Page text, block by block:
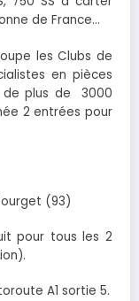
de France…
les Clubs de
en pièces
de plus de 3000
2 entrées pour
(93)
pour tous les 2
A1 sortie 5.